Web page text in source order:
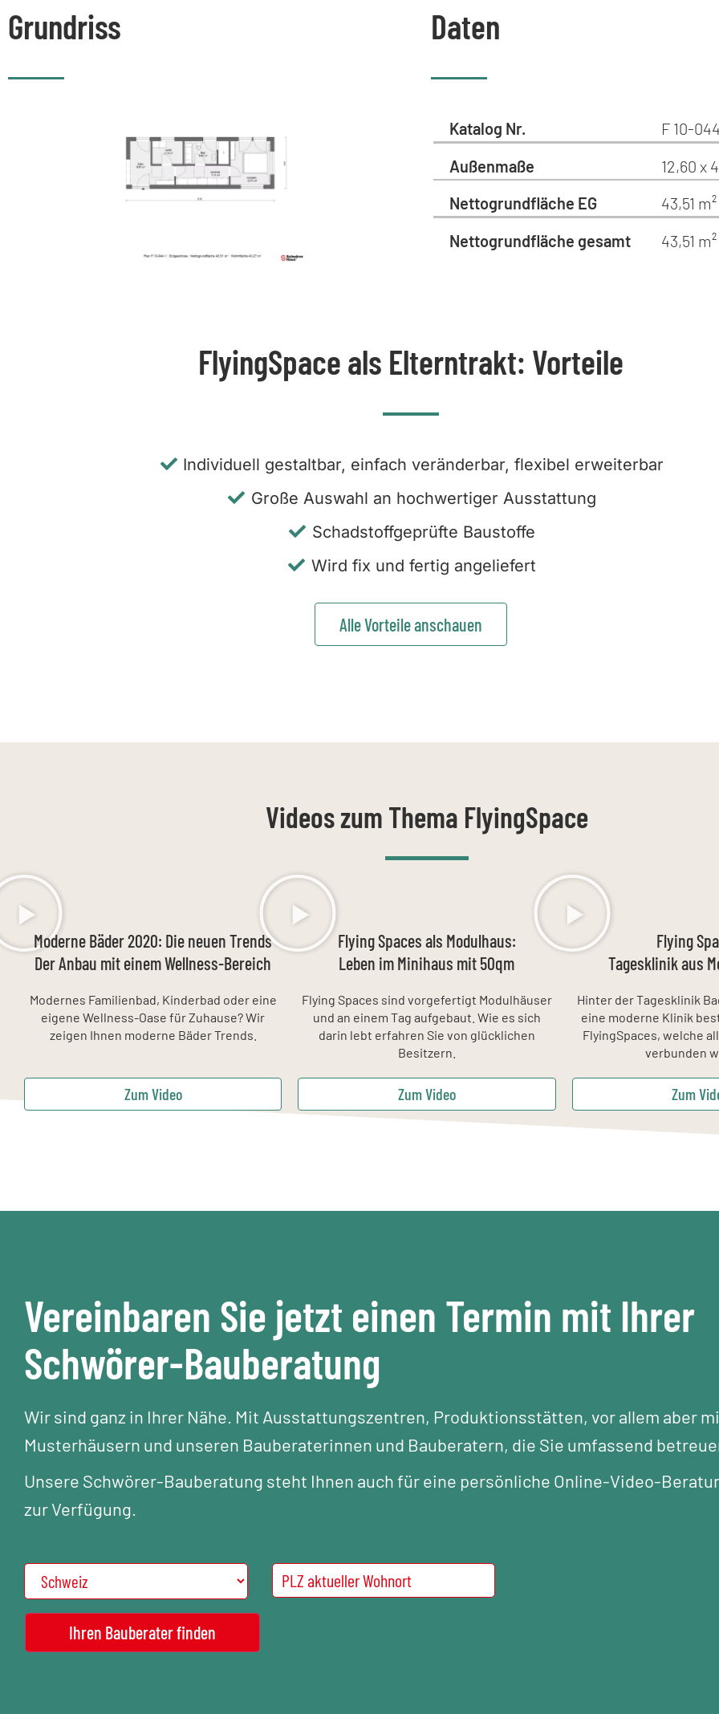
Grundriss
Daten
Katalog Nr.
F 10-
Außenmaße
12,60 x
Nettogrundfläche EG
43,51 m²
Nettogrundfläche gesamt
43,51 m²
FlyingSpace als Elterntrakt: Vorteile
Individuell gestaltbar, einfach veränderbar, flexibel erweiterbar
Große Auswahl an hochwertiger Ausstattung
Schadstoffgeprüfte Baustoffe
Wird fix und fertig angeliefert
Alle Vorteile anschauen
Videos zum Thema FlyingSpace
Moderne Bäder 2020: Die neuen Trends
Der Anbau mit einem Wellness-Bereich
Modernes Familienbad, Kinderbad oder eine
eigene Wellness-Oase für Zuhause? Wir
zeigen Ihnen moderne Bäder Trends.
Flying Spaces als Modulhaus:
Leben im Minihaus mit 50qm
Flying Spaces sind vorgefertigt Modulhäuser
und an einem Tag aufgebaut. Wie es sich
darin lebt erfahren Sie von glücklichen
Besitzern.
Flying
Tagesklinik aus
Hinter der Tagesklinik
eine moderne Klinik
FlyingSpaces, welche
verbunden
Zum Video Zum Video Zum
Vereinbaren Sie jetzt einen Termin mit Ihrer
Schwörer-Bauberatung
Wir sind ganz in Ihrer Nähe. Mit Ausstattungszentren, Produktionsstätten, vor allem aber
Musterhäusern und unseren Bauberaterinnen und Bauberatern, die Sie umfassend
Unsere Schwörer-Bauberatung steht Ihnen auch für eine persönliche Online-Video-
zur Verfügung.